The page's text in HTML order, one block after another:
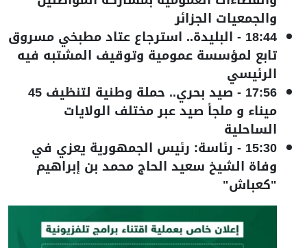
والجمعيات الجزائر
18:44
- البليدة.. استرجاع عتاد مطبخي مسروق
تابع لمؤسسة عمومية وتوقيف المشتبه فيه
الرئيسي
17:56
- صيد بحري.. حملة وطنية لتنظيف 45
ميناء و ملجأ صيد عبر مختلف الولايات
الساحلية
15:30
- رئاسة: رئيس الجمهورية يعزي في
وفاة الشيخ سعيد الحاج محمد بن إبراهيم
"كعباش"